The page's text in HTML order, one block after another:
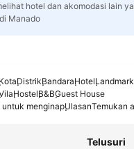
hotel dan akomodasi lain
Manado
KotaDistrikBandaraHotelLandmark
HostelB&BGuest House
menginapUlasanTemukan
Telusuri